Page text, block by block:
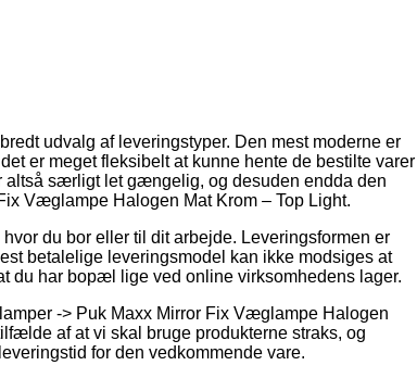
udvalg af leveringstyper. Den mest moderne er
er meget fleksibelt at kunne hente de bestilte varer
altså særligt let gængelig, og desuden endda den
Væglampe Halogen Mat Krom – Top Light.
du bor eller til dit arbejde. Leveringsformen er
betalelige leveringsmodel kan ikke modsiges at
du har bopæl lige ved online virksomhedens lager.
-> Puk Maxx Mirror Fix Væglampe Halogen
af at vi skal bruge produkterne straks, og
for den vedkommende vare.